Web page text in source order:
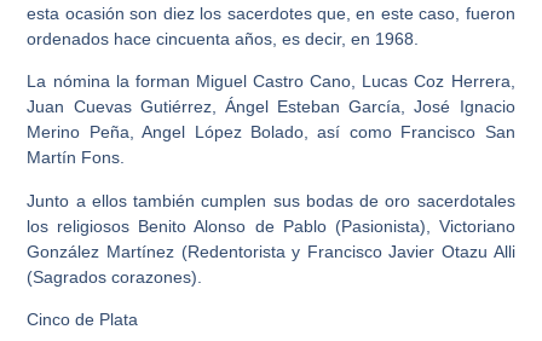
esta ocasión son diez los sacerdotes que, en este caso, fueron
ordenados hace cincuenta años, es decir, en 1968.
La nómina la forman Miguel Castro Cano, Lucas Coz Herrera,
Juan Cuevas Gutiérrez, Ángel Esteban García, José Ignacio
Merino Peña, Angel López Bolado, así como Francisco San
Martín Fons.
Junto a ellos también cumplen sus bodas de oro sacerdotales
los religiosos Benito Alonso de Pablo (Pasionista), Victoriano
González Martínez (Redentorista y Francisco Javier Otazu Alli
(Sagrados corazones).
Cinco de Plata